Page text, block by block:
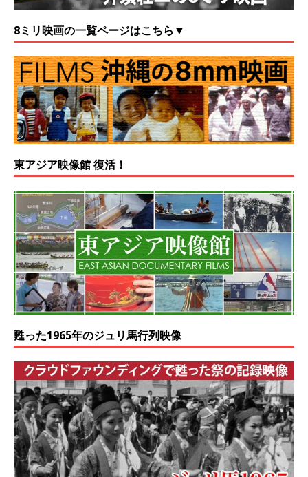
8ミリ映画の一覧ページはこちら▼
東アジア映像館 復活！
甦った1965年のジュリ馬行列映像